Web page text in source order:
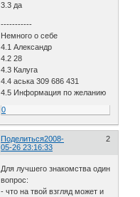
3.3 да
-----------
Немного о себе
4.1 Александр
4.2 28
4.3 Калуга
4.4 аська 309 686 431
4.5 Информация по желанию
0
Поделиться 2
2008-
05-26 23:16:33
Для лучшего знакомства один
вопрос:
- что на твой взгляд может и